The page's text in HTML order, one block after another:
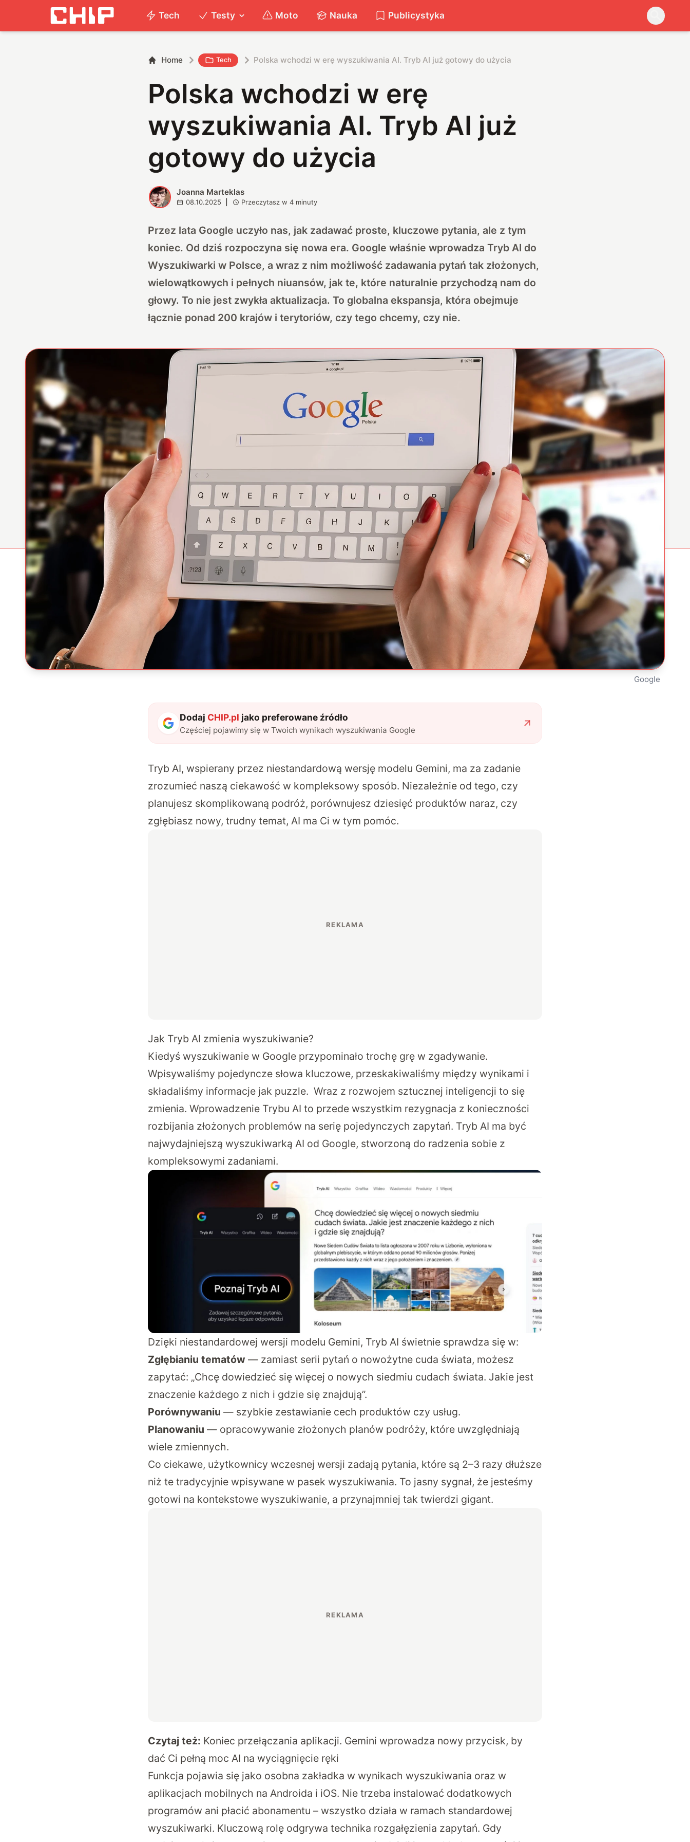
Tech Testy Moto Nauka Publicystyka
Home Tech Polska wchodzi w erę wyszukiwania AI. Tryb AI już gotowy do użycia
Polska wchodzi w erę
wyszukiwania AI. Tryb AI już
gotowy do użycia
J Joanna Marteklas
08.10.2025 Przeczytasz w4 minuty
Przez lata Google uczyło nas, jak zadawać proste, kluczowe pytania, ale z tym
koniec. Od dziś rozpoczyna się nowa era. Google właśnie wprowadza Tryb AI do
Wyszukiwarki w Polsce, a wraz z nim możliwość zadawania pytań tak złożonych,
wielowątkowych i pełnych niuansów, jak te, które naturalnie przychodzą nam do
głowy. To nie jest zwykła aktualizacja. To globalna ekspansja, która obejmuje
łącznie ponad 200 krajów i terytoriów, czy tego chcemy, czy nie.
Google
Dodaj CHIP.pl jako preferowane źródło
Częściej pojawimy się w Twoich wynikach wyszukiwania Google
Tryb AI, wspierany przez niestandardową wersję modelu Gemini, ma za zadanie
zrozumieć naszą ciekawość w kompleksowy sposób. Niezależnie od tego, czy
planujesz skomplikowaną podróż, porównujesz dziesięć produktów naraz, czy
zgłębiasz nowy, trudny temat, AI ma Ci w tym pomóc.
Jak Tryb AI zmienia wyszukiwanie?
Kiedyś wyszukiwanie w Google przypominało trochę grę w zgadywanie.
Wpisywaliśmy pojedyncze słowa kluczowe, przeskakiwaliśmy między wynikami i
składaliśmy informacje jak puzzle. Wraz z rozwojem sztucznej inteligencji to się
zmienia. Wprowadzenie Trybu AI to przede wszystkim rezygnacja z konieczności
rozbijania złożonych problemów na serię pojedynczych zapytań. Tryb AI ma być
najwydajniejszą wyszukiwarką AI od Google, stworzoną do radzenia sobie z
kompleksowymi zadaniami.
Dzięki niestandardowej wersji modelu Gemini, Tryb AI świetnie sprawdza się w:
Zgłębianiu tematów — zamiast serii pytań o nowożytne cuda świata, możesz
zapytać: „Chcę dowiedzieć się więcej o nowych siedmiu cudach świata. Jakie jest
znaczenie każdego z nich i gdzie się znajdują”.
Porównywaniu — szybkie zestawianie cech produktów czy usług.
Planowaniu — opracowywanie złożonych planów podróży, które uwzględniają
wiele zmiennych.
Co ciekawe, użytkownicy wczesnej wersji zadają pytania, które są 2–3 razy dłuższe
niż te tradycyjnie wpisywane w pasek wyszukiwania. To jasny sygnał, że jesteśmy
gotowi na kontekstowe wyszukiwanie, a przynajmniej tak twierdzi gigant.
Czytaj też: Koniec przełączania aplikacji. Gemini wprowadza nowy przycisk, by
dać Ci pełną moc AI na wyciągnięcie ręki
Funkcja pojawia się jako osobna zakładka w wynikach wyszukiwania oraz w
aplikacjach mobilnych na Androida i iOS. Nie trzeba instalować dodatkowych
programów ani płacić abonamentu – wszystko działa w ramach standardowej
wyszukiwarki. Kluczową rolę odgrywa technika rozgałęzienia zapytań. Gdy